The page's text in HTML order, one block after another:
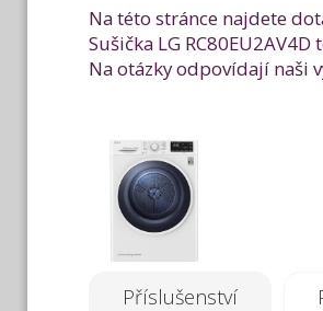
Na této stránce najdete
Sušička LG
Na otázky odpovídají naši
Příslušenství